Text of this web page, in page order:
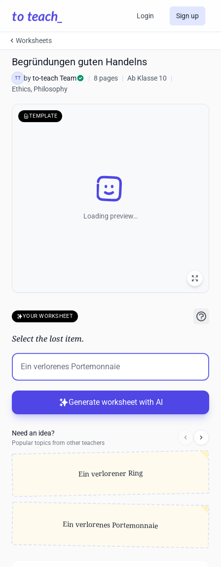
Login Sign up
Worksheets
Begründungen guten Handelns
TT byto-teach Team | 8 pages | Ab Klasse 10
|
Ethics, Philosophy
TEMPLATE
Loading preview…
YOUR WORKSHEET
Select the lost item.
Generate worksheet with AI
Need an idea?
Popular topics from other teachers
Ein verlorener Ring
Ein verlorenes Portemonnaie